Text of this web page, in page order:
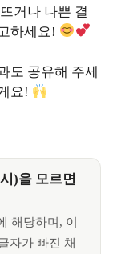
거나 나쁜 결
하세요!
도 공유해 주세
요!
)을 모르면
해당하며, 이
자가 빠진 채